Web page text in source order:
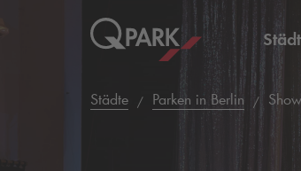
Städte Parken in Berlin